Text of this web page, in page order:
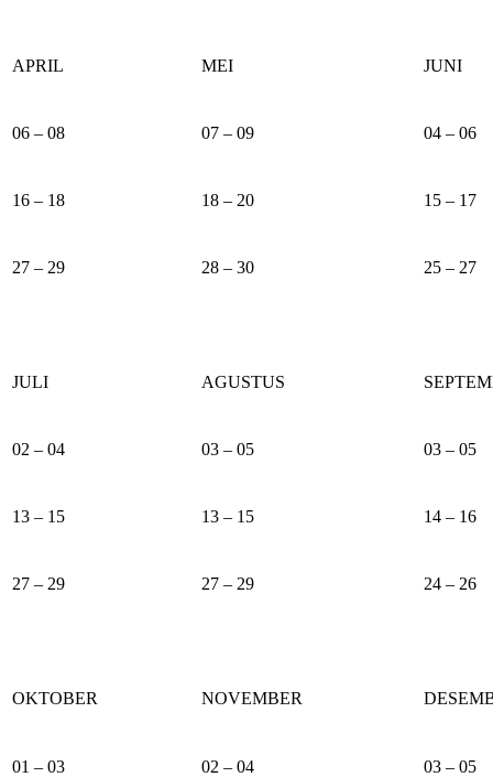
APRIL MEI JUNI
06 – 08 07 – 09 04 – 06
16 – 18 18 – 20 15 – 17
27 – 29 28 – 30 25 – 27
JULI AGUSTUS
02 – 04 03 – 05 03 – 05
13 – 15 13 – 15 14 – 16
27 – 29 27 – 29 24 – 26
OKTOBER NOVEMBER
01 – 03 02 – 04 03 – 05